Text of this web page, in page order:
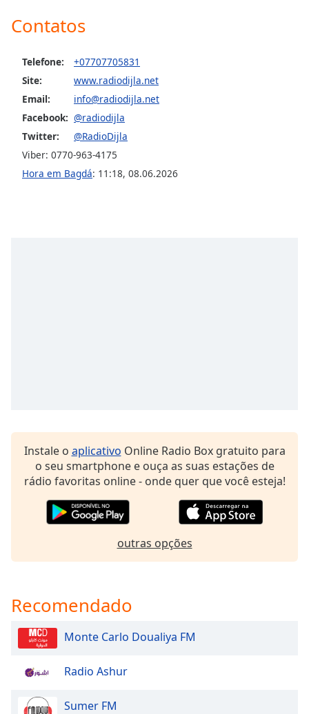
selected
Picture-
Picture
Fullscreen
modal
Opacity
Background
Caption
Area
Background
Opacity
Contatos
Telefone:
+07707705831
Site:
www.radiodijla.net
Email:
info@radiodijla.net
Facebook: @radiodijla
Twitter:
@RadioDijla
Viber: 0770-963-4175
Hora em Bagdá: 11:18, 08.06.2026
Instale o aplicativo Online Radio Box gratuito para
o seu smartphone e ouça as suas estações de
rádio favoritas online - onde quer que você esteja!
outras opções
Recomendado
Monte Carlo Doualiya FM
Radio Ashur
Sumer FM